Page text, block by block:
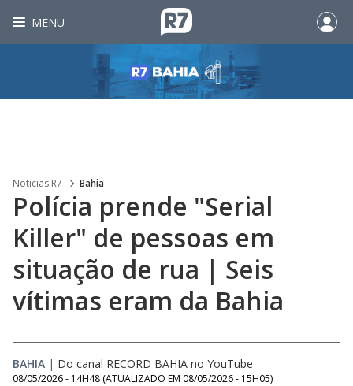
MENU
Noticias R7 Bahia
Polícia prende "Serial
Killer" de pessoas em
situação de rua | Seis
vítimas eram da Bahia
BAHIA | Do canal RECORD BAHIA no YouTube
08/05/2026 - 14H48 (ATUALIZADO EM 08/05/2026 - 15H05)